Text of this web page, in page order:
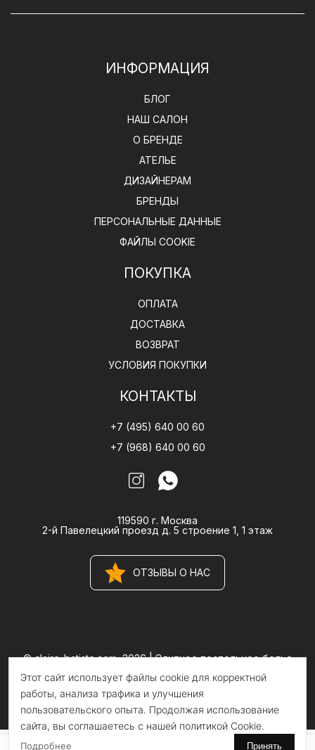
ИНФОРМАЦИЯ
БЛОГ
НАШ САЛОН
О БРЕНДЕ
АТЕЛЬЕ
ДИЗАЙНЕРАМ
БРЕНДЫ
ПЕРСОНАЛЬНЫЕ ДАННЫЕ
ФАЙЛЫ COOKIE
ПОКУПКА
ОПЛАТА
ДОСТАВКА
ВОЗВРАТ
УСЛОВИЯ ПОКУПКИ
КОНТАКТЫ
+7 (495) 640 00 60
+7 (968) 640 00 60
119590 г. Москва
2-й Павелецкий проезд д. 5 строение 1, 1 этаж
ОТЗЫВЫ О НАС
© claire-batiste.com, 2026 |Элитное постельное белье
Информация на сайте носит информационный характер и не
является публичной офертой
Этот сайт использует файлы cookie для корректной
работы, анализа трафика и улучшения
пользовательского опыта. Продолжая использование
сайта, вы соглашаетесь с нашей политикой Cookie.
Подробнее Принять